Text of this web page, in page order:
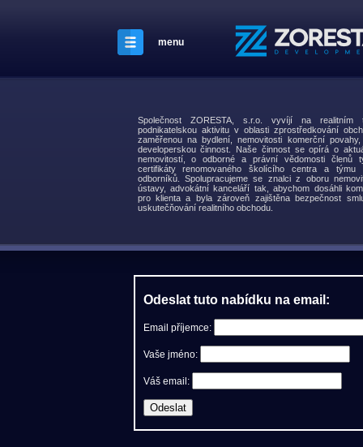
menu
Společnost ZORESTA, s.r.o. vyvíjí na
podnikatelskou aktivitu v oblasti zprostředkování
zaměřenou na bydlení, nemovitosti komerční
developerskou činnost. Naše činnost se opírá o
nemovitostí, o odborné a právní vědomosti členů
certifikáty renomovaného školícího centra a týmu
odborníků. Spolupracujeme se znalci z oboru
ústavy, advokátní kanceláří tak, abychom dosáhli
pro klienta a byla zároveň zajištěna bezpečnost
uskutečňování realitního obchodu.
Odeslat tuto nabídku na email:
Email příjemce:
Vaše jméno:
Váš email: